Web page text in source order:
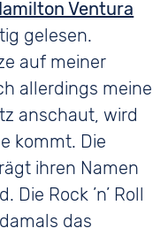
Ventura
gelesen.
auf meiner
allerdings meine
anschaut, wird
kommt. Die
ihren Namen
Rock ’n’ Roll
das